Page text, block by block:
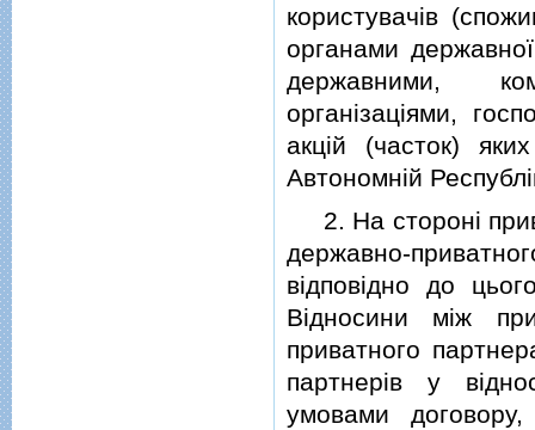
користувачiв
органами
державними,
органiзацiями,
акцiй (часток)
Автономнiй
2. На сторонi
державно-
вiдповiдно до
Вiдносини мiж
приватного
партнерiв у
умовами